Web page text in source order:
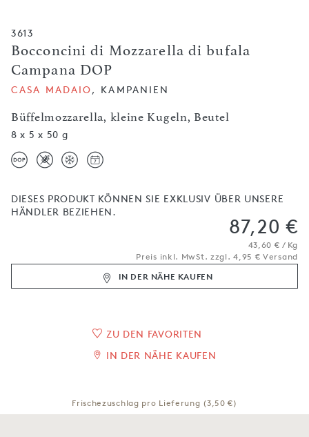
3613
Bocconcini di Mozzarella di bufala
Campana DOP
Büffelmozzarella, kleine Kugeln, Beutel
CASA MADAIO, KAMPANIEN
8 x 5 x 50 g
DIESES PRODUKT KÖNNEN SIE EXKLUSIV ÜBER UNSERE
HÄNDLER BEZIEHEN.
87,20 €
43,60 € / Kg
Preis inkl. MwSt. zzgl. 4,95 € Versand
IN DER NÄHE KAUFEN
ZU DEN FAVORITEN
IN DER NÄHE KAUFEN
Frischezuschlag pro Lieferung (3,50 €)